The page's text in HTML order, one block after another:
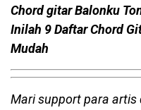
Chord gitar Balonku
Inilah 9 Daftar Chord
Mudah
Mari support para artis